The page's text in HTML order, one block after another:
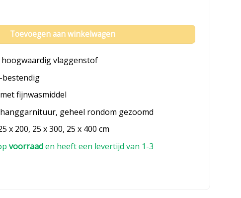
aantal
Toevoegen aan winkelwagen
vlaggenstof
bestendig
fijnwasmiddel
geheel rondom gezoomd
x 200, 25 x 300, 25 x 400 cm
voorraaden heeft een levertijd van 1-3